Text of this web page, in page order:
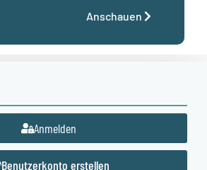
Anschauen
Anmelden
Benutzerkonto erstellen